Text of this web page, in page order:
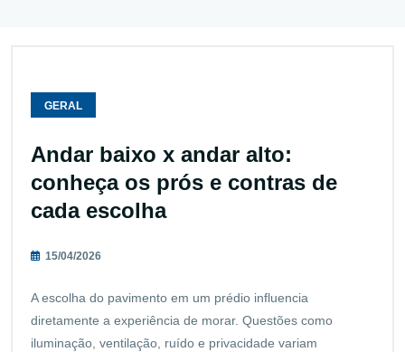
GERAL
Andar baixo x andar alto:
conheça os prós e contras de
cada escolha
15/04/2026
A escolha do pavimento em um prédio influencia
diretamente a experiência de morar. Questões como
iluminação, ventilação, ruído e privacidade variam